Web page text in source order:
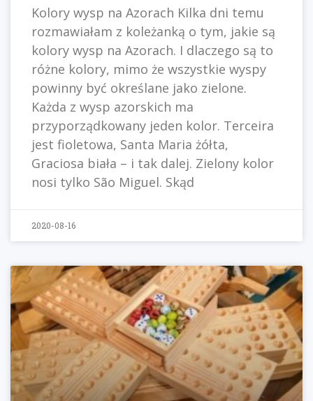
Kolory wysp na Azorach Kilka dni temu
rozmawiałam z koleżanką o tym, jakie są
kolory wysp na Azorach. I dlaczego są to
różne kolory, mimo że wszystkie wyspy
powinny być określane jako zielone.
Każda z wysp azorskich ma
przyporządkowany jeden kolor. Terceira
jest fioletowa, Santa Maria żółta,
Graciosa biała – i tak dalej. Zielony kolor
nosi tylko São Miguel. Skąd
2020-08-16